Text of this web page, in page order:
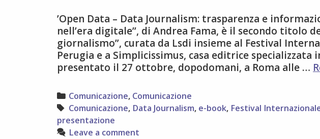
’Open Data – Data Journalism: trasparenza e
nell’era digitale’’, di Andrea Fama, è il secondo titolo
giornalismo”, curata da Lsdi insieme al Festival
Perugia e a Simplicissimus, casa editrice
presentato il 27 ottobre, dopodomani, a Roma alle …
Categories
Comunicazione, Comunicazione
Tags
Comunicazione, Data Journalism, e-book, Festival
presentazione
Leave a comment